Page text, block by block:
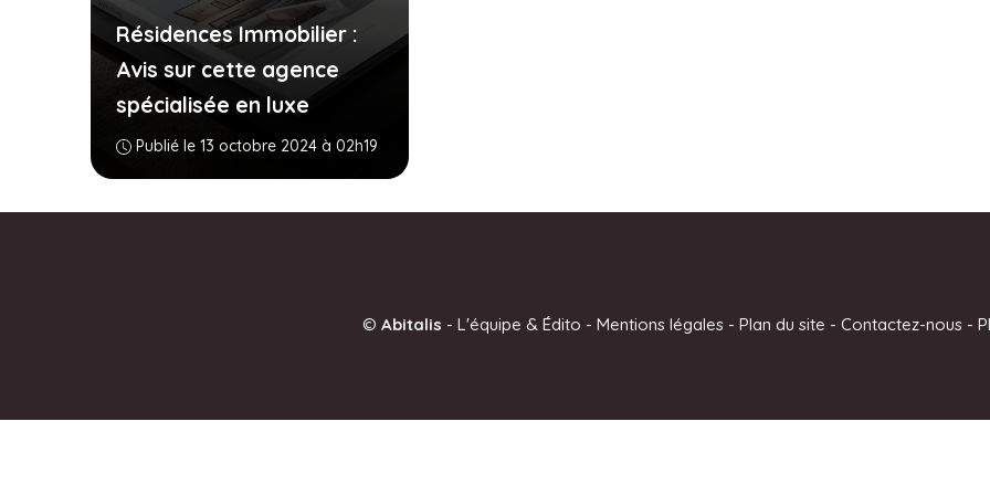
Résidences Immobilier :
Avis sur cette agence
spécialisée en luxe
Publié le 13 octobre 2024 à 02h19
© Abitalis - L'équipe & Édito - Mentions légales- Plan du site - Contactez-nous-